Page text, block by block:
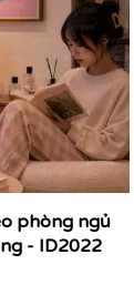
phòng ngủ
- ID2022